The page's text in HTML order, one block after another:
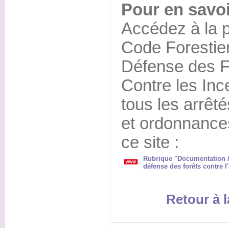
Pour en
Accédez à la
Code
Défense des
Contre les
tous les
et
ce site :
Rubrique "Documentation
défense des forêts contre
Retour à